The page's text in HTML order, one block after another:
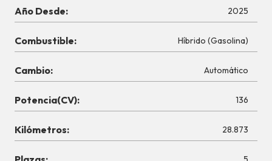
Año Desde: 2025
Combustible: Híbrido (Gasolina)
Cambio: Automático
Potencia(CV): 136
Kilómetros: 28.873